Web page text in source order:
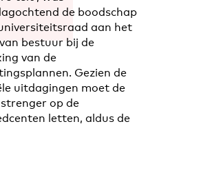
de boodschap
aan het
bestuur bij de
van de
Gezien de
uitdagingen moet de
op de
letten, aldus de